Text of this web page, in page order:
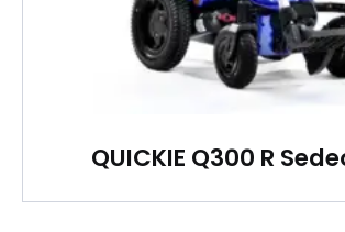
QUICKIE Q300 R